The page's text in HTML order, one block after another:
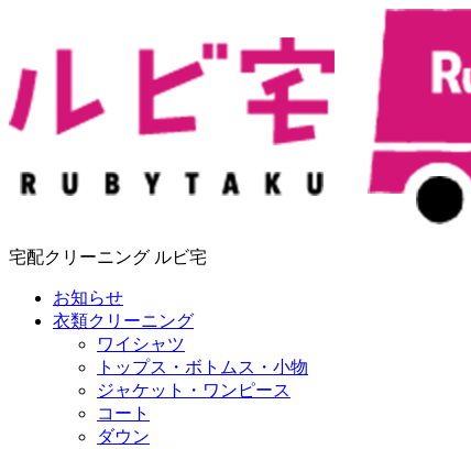
宅配クリーニング ルビ宅
お知らせ
衣類クリーニング
ワイシャツ
トップス・ボトムス・小物
ジャケット・ワンピース
コート
ダウン